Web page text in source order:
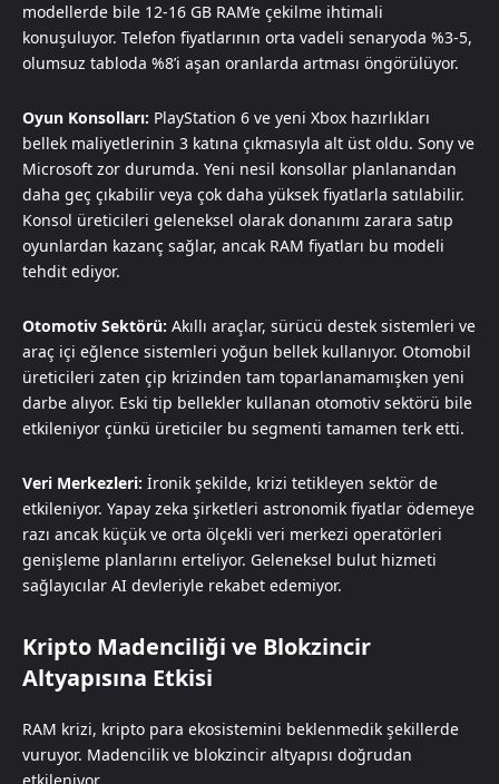
modellerde bile 12-16 GB RAM’e çekilme ihtimali
konuşuluyor. Telefon fiyatlarının orta vadeli senaryoda %3-5,
olumsuz tabloda %8’i aşan oranlarda artması öngörülüyor.
Oyun Konsolları: PlayStation 6 ve yeni Xbox hazırlıkları
bellek maliyetlerinin 3 katına çıkmasıyla alt üst oldu. Sony ve
Microsoft zor durumda. Yeni nesil konsollar planlanandan
daha geç çıkabilir veya çok daha yüksek fiyatlarla satılabilir.
Konsol üreticileri geleneksel olarak donanımı zarara satıp
oyunlardan kazanç sağlar, ancak RAM fiyatları bu modeli
tehdit ediyor.
Otomotiv Sektörü: Akıllı araçlar, sürücü destek sistemleri ve
araç içi eğlence sistemleri yoğun bellek kullanıyor. Otomobil
üreticileri zaten çip krizinden tam toparlanamamışken yeni
darbe alıyor. Eski tip bellekler kullanan otomotiv sektörü bile
etkileniyor çünkü üreticiler bu segmenti tamamen terk etti.
Veri Merkezleri: İronik şekilde, krizi tetikleyen sektör de
etkileniyor. Yapay zeka şirketleri astronomik fiyatlar ödemeye
razı ancak küçük ve orta ölçekli veri merkezi operatörleri
genişleme planlarını erteliyor. Geleneksel bulut hizmeti
sağlayıcılar AI devleriyle rekabet edemiyor.
Kripto Madenciliği ve Blokzincir
Altyapısına Etkisi
RAM krizi, kripto para ekosistemini beklenmedik şekillerde
vuruyor. Madencilik ve blokzincir altyapısı doğrudan